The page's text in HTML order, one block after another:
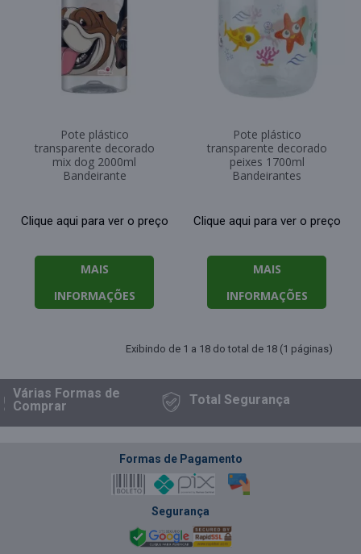
Pote plástico
transparente decorado
mix dog 2000ml
Bandeirante
Clique aqui para ver o preço
MAIS
INFORMAÇÕES
Pote plástico
transparente decorado
peixes 1700ml
Bandeirantes
Clique aqui para ver o preço
MAIS
INFORMAÇÕES
Exibindo de 1 a 18 do total de 18 (1 páginas)
Formasde
TotalSegurança
Formas de Pagamento
Segurança